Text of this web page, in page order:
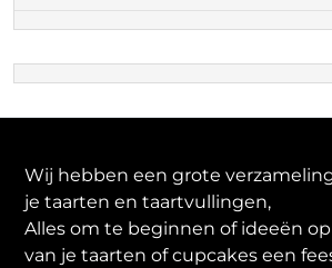
Wij hebben een grote
je taarten en taartvullingen,
Alles om te beginnen of ideeën
van je taarten of cupcakes een